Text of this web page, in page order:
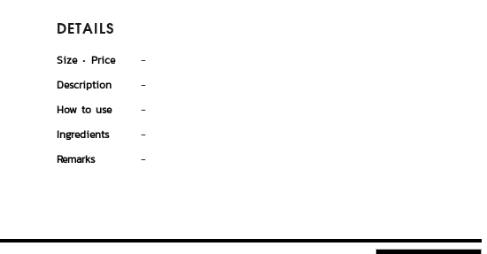
DETAILS
Size Price
-
Description
-
How to use
-
Ingredients
-
Remarks
-